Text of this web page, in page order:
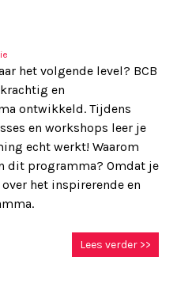
het volgende level? BCB
en
ontwikkeld. Tijdens
en workshops leer je
echt werkt! Waarom
dit programma? Omdat je
het inspirerende en
Lees verder >>